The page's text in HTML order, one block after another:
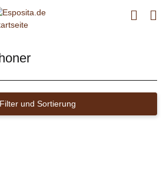
Filter und Sortierung